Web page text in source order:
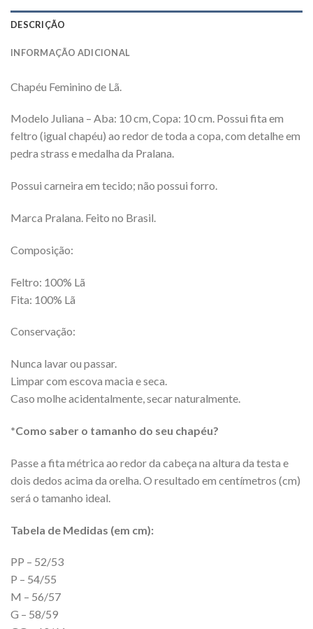
DESCRIÇÃO
INFORMAÇÃO ADICIONAL
Chapéu Feminino de Lã.
Modelo Juliana – Aba: 10 cm, Copa: 10 cm. Possui fita em
feltro (igual chapéu) ao redor de toda a copa, com detalhe em
pedra strass e medalha da Pralana.
Possui carneira em tecido; não possui forro.
Marca Pralana. Feito no Brasil.
Composição:
Feltro: 100% Lã
Fita: 100% Lã
Conservação:
Nunca lavar ou passar.
Limpar com escova macia e seca.
Caso molhe acidentalmente, secar naturalmente.
*Como saber o tamanho do seu chapéu?
Passe a fita métrica ao redor da cabeça na altura da testa e
dois dedos acima da orelha. O resultado em centímetros (cm)
será o tamanho ideal.
Tabela de Medidas (em cm):
PP – 52/53
P – 54/55
M – 56/57
G – 58/59